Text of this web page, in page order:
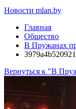
Новости mlan.by
Главная
Общество
В Пружанах
Вернуться к "В